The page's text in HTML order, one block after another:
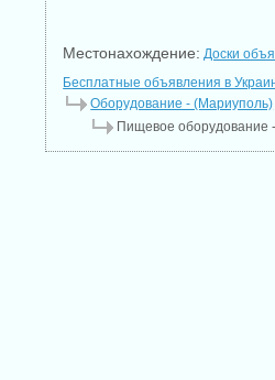
Местонахождение: Доски
Бесплатные объявления в
Оборудование - (Мариуполь)
Пищевое оборудование